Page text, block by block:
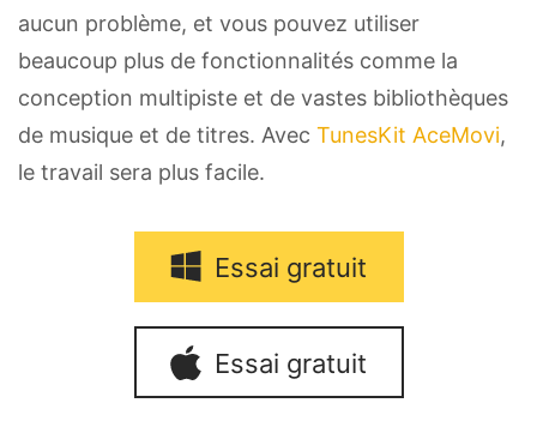
aucun problème, et vous pouvez utiliser
beaucoup plus de fonctionnalités comme la
conception multipiste et de vastes bibliothèques
de musique et de titres. Avec TunesKit AceMovi,
le travail sera plus facile.
Essai gratuit
Essai gratuit